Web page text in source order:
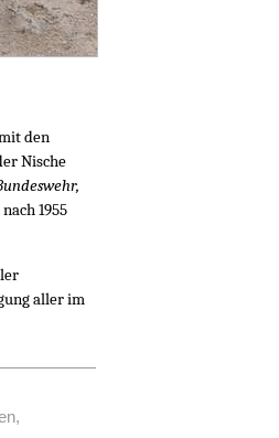
den
Nische
1955
aller im